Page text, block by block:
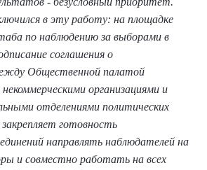
в эту работу: на площадке
по наблюдению за выборами в
соглашения о
Общественной палатой
организациями и
отделениями политических
готовность
направлять наблюдателей на
и совместно работать на всех